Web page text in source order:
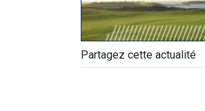
Partagez cette actualité